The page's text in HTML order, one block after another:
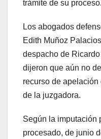
trámite de su proceso.
Los abogados
Edith Muñoz
despacho de
dijeron que aún no
recurso de
de la juzgadora.
Según la imputación
procesado, de junio